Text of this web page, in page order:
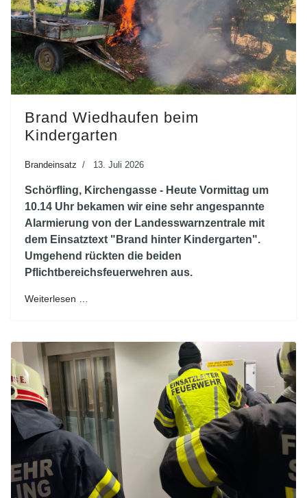
Brand Wiedhaufen beim
Kindergarten
Brandeinsatz 13. Juli 2026
Schörfling, Kirchengasse - Heute Vormittag um
10.14 Uhr bekamen wir eine sehr angespannte
Alarmierung von der Landesswarnzentrale mit
dem Einsatztext "Brand hinter Kindergarten".
Umgehend rückten die beiden
Pflichtbereichsfeuerwehren aus.
Weiterlesen …